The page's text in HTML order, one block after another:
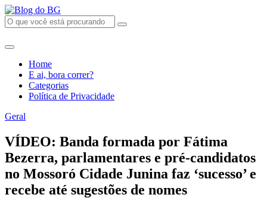
Home
E ai, bora correr?
Categorias
Política de Privacidade
Geral
VÍDEO: Banda formada por Fátima
Bezerra, parlamentares e pré-candidatos
no Mossoró Cidade Junina faz ‘sucesso’ e
recebe até sugestões de nomes